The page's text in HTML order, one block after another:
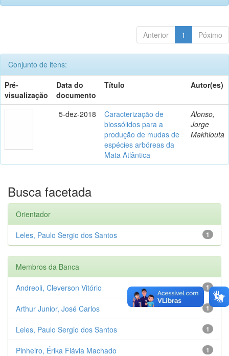
Anterior 1 Póximo
Conjunto de itens:
Pré-
visualização
Data do
documento
Título Autor(es)
5-dez-2018
Caracterização de
biossólidos para a
produção de mudas de
espécies arbóreas da
Mata Atlântica
Alonso,
Jorge
Makhlouta
Busca facetada
Orientador
1
Leles, Paulo Sergio dos Santos
Membros da Banca
1
Andreoli, Cleverson Vitório
1
Arthur Junior, José Carlos
1
Leles, Paulo Sergio dos Santos
1
Pinheiro, Érika Flávia Machado